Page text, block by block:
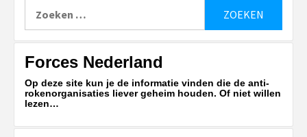
naar:
Forces Nederland
Op deze site kun je de informatie vinden die de anti-
rokenorganisaties liever geheim houden. Of niet willen
lezen…